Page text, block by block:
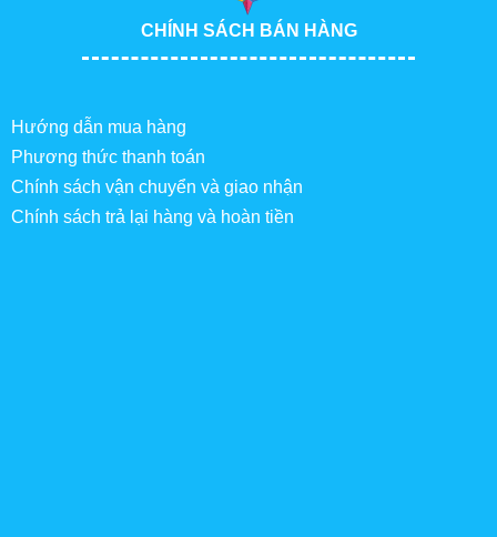
CHÍNH SÁCH BÁN HÀNG
Hướng dẫn mua hàng
Phương thức thanh toán
Chính sách vận chuyển và giao nhận
Chính sách trả lại hàng và hoàn tiền